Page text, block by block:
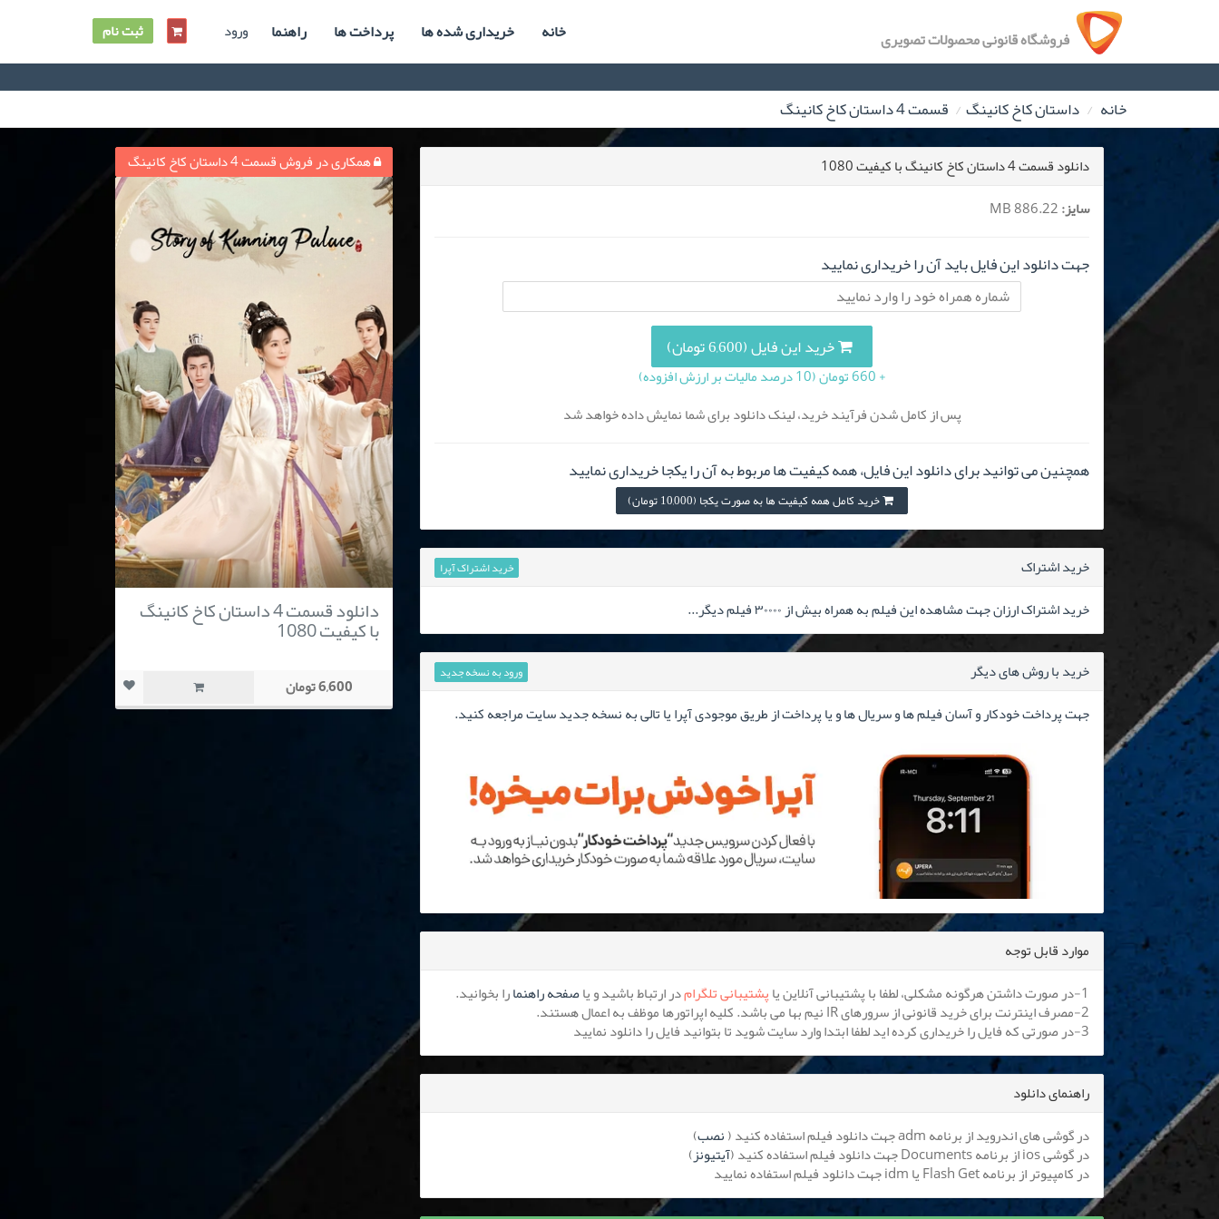
فروشگاه قانونی محصولات تصویری خانه خریداری شده ها پرداخت ها راهنما ورود ثبت نام
خانه داستان کاخ کانینگ قسمت 4 داستان کاخ کانینگ
دانلود قسمت 4 داستان کاخ کانینگ با کیفیت 1080
سایز:
جهت دانلود این فایل باید آن را خریداری نمایید
خرید این فایل (6,600 تومان)
+ 660 تومان (10 درصد مالیات بر ارزش افزوده)
پس از کامل شدن فرآیند خرید، لینک دانلود برای شما نمایش داده خواهد شد
همچنین می توانید برای دانلود این فایل، همه کیفیت ها مربوط به آن را یکجا خریداری نمایید
خرید کامل همه کیفیت ها به صورت یکجا (10,000 تومان)
خرید اشتراک خرید اشتراک آپرا
خرید اشتراک ارزان جهت مشاهده این فیلم به همراه بیش از ۳۰۰۰۰ فیلم دیگر...
خرید با روش های دیگر ورود به نسخه جدید
جهت پرداخت خودکار و آسان فیلم ها و سریال ها و یا پرداخت از طریق موجودی آپرا یا تالی به نسخه جدید سایت مراجعه کنید.
موارد قابل توجه
1-در صورت داشتن هرگونه مشکلی، لطفا با پشتیبانی آنلاین یا
پشتیبانی تلگرامدر ارتباط باشید و یاصفحه راهنمارا بخوانید.
2-مصرف اینترنت برای خرید قانونی از سرورهای IR نیم بها می باشد. کلیه اپراتورها موظف به اعمال هستند.
3-در صورتی که فایل را خریداری کرده اید لطفا ابتدا وارد سایت شوید تا بتوانید فایل را دانلود نمایید
راهنمای دانلود
در گوشی های اندروید از برنامه adm جهت دانلود فیلم استفاده کنید (
نصب)
در گوشی ios از برنامه Documents جهت دانلود فیلم استفاده کنید ( آیتیونز)
در کامپیوتر از برنامه Flash Get یا idm جهت دانلود فیلم استفاده نمایید
همکاری در فروش قسمت 4 داستان کاخ کانینگ
دانلود قسمت 4 داستان کاخ کانینگ
با کیفیت 1080
6,600 تومان